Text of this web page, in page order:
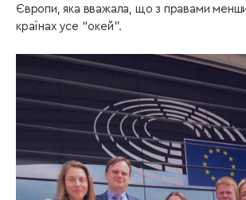
Європи, яка вважала, що з правами
країнах усе “окей”.